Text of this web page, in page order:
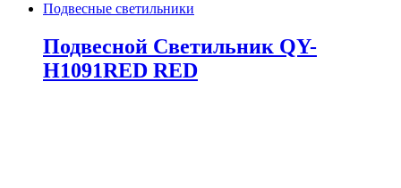
Подвесные светильники
Подвесной Светильник QY-
H1091RED RED